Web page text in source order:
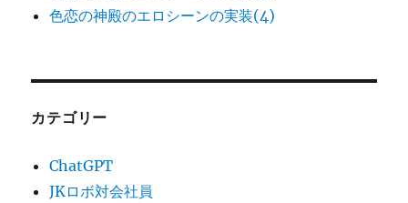
色恋の神殿のエロシーンの実装(4)
カテゴリー
ChatGPT
JKロボ対会社員